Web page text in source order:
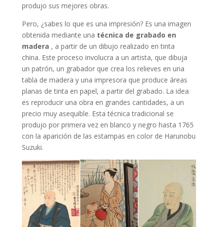
produjo sus mejores obras.
Pero, ¿sabes lo que es una impresión? Es una imagen
obtenida mediante una técnica de grabado en
madera , a partir de un dibujo realizado en tinta
china. Este proceso involucra a un artista, que dibuja
un patrón, un grabador que crea los relieves en una
tabla de madera y una impresora que produce áreas
planas de tinta en papel, a partir del grabado. La idea
es reproducir una obra en grandes cantidades, a un
precio muy asequible. Esta técnica tradicional se
produjo por primera vez en blanco y negro hasta 1765
con la aparición de las estampas en color de Harunobu
Suzuki.